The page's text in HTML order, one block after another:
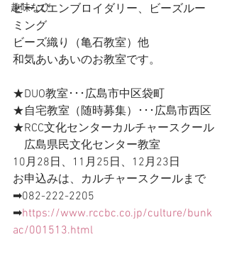
趣味なび
ビーズエンブロイダリー、ビーズルー
ミング
ビーズ織り（亀石教室）他
和気あいあいのお教室です。
★DUO教室･･･広島市中区袋町
★自宅教室（随時募集）･･･広島市西区
★RCC文化センターカルチャースクール
広島県民文化センター教室
10月28日、11月25日、12月23日
お申込みは、カルチャースクールまで
➡082-222-2205
➡https://www.rccbc.co.jp/culture/bunk
ac/001513.html